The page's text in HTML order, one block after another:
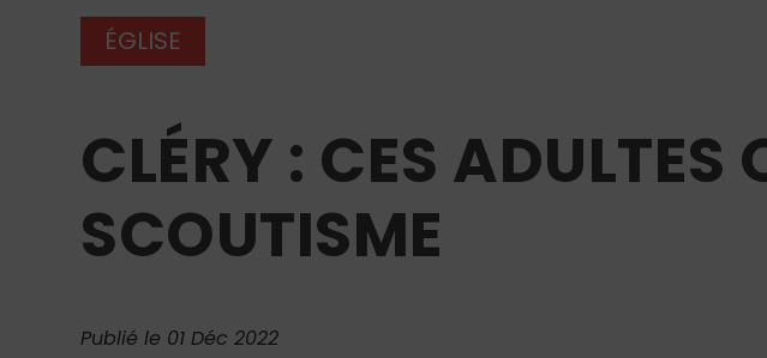
ÉGLISE
CLÉRY : CES ADULTES
SCOUTISME
Publié le 01 Déc 2022